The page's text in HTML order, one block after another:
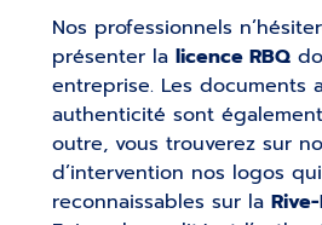
Nos professionnels
présenter lalicence RBQ
entreprise. Les documents
authenticité sont
outre, vous trouverez sur
d’intervention nos logos
reconnaissables sur la